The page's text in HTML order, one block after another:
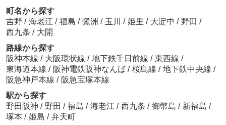
町名から探す
吉野 / 海老江 / 福島 / 鷺洲 / 玉川 / 姫里 / 大淀中 / 野田 /
西九条 / 大開
路線から探す
阪神本線 / 大阪環状線 / 地下鉄千日前線 / 東西線 /
東海道本線 / 阪神電鉄阪神なんば / 桜島線 / 地下鉄中央線 /
阪急神戸本線 / 阪急宝塚本線
駅から探す
野田阪神 / 野田 / 福島 / 海老江 / 西九条 / 御幣島 / 新福島 /
塚本 / 姫島 / 弁天町